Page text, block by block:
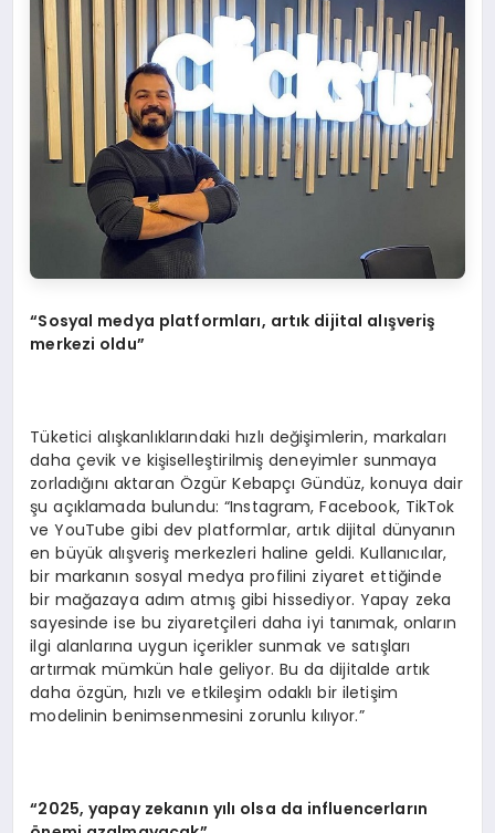
“Sosyal medya platformları, artık dijital alışveriş
merkezi oldu”
Tüketici alışkanlıklarındaki hızlı değişimlerin, markaları
daha çevik ve kişiselleştirilmiş deneyimler sunmaya
zorladığını aktaran Özgür Kebapçı Gündüz, konuya dair
şu açıklamada bulundu: “Instagram, Facebook, TikTok
ve YouTube gibi dev platformlar, artık dijital dünyanın
en büyük alışveriş merkezleri haline geldi. Kullanıcılar,
bir markanın sosyal medya profilini ziyaret ettiğinde
bir mağazaya adım atmış gibi hissediyor. Yapay zeka
sayesinde ise bu ziyaretçileri daha iyi tanımak, onların
ilgi alanlarına uygun içerikler sunmak ve satışları
artırmak mümkün hale geliyor. Bu da dijitalde artık
daha özgün, hızlı ve etkileşim odaklı bir iletişim
modelinin benimsenmesini zorunlu kılıyor.”
“2025, yapay zekanın yılı olsa da influencerların